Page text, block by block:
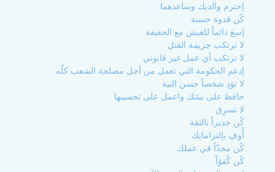
إحترم والديك وساعدهما
كُن قدوة حسنة
إسعَ دائماً للعيش مع الحقيقة
لا ترتكب جريمة القتل
لا ترتكب أي عمل غير قانوني
إدعم الحكومة التي تعمل من أجل مصلحة الشعب كلّه
لا تؤذِ شخصاً حسن النية
حافظ على بيئتك واعمل على تحسينها
لا تسرِق
كُن جديراً بالثقة
أُوفِ بإلتزاماتِك
كُن مجدّاً في عملك
كُن كُفؤاً